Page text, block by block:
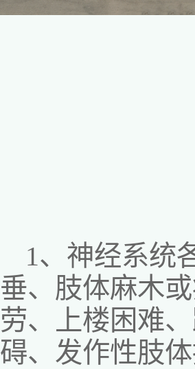
1、神经系统
垂、肢体麻木
劳、上楼困难
碍、发作性肢